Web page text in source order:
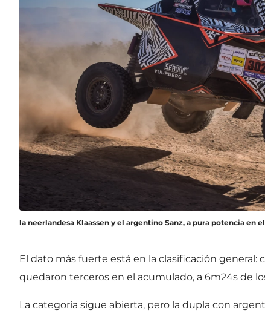
la neerlandesa Klaassen y el argentino Sanz, a pura potencia en
El dato más fuerte está en la clasificación general:
quedaron terceros en el acumulado, a 6m24s de
La categoría sigue abierta, pero la dupla con